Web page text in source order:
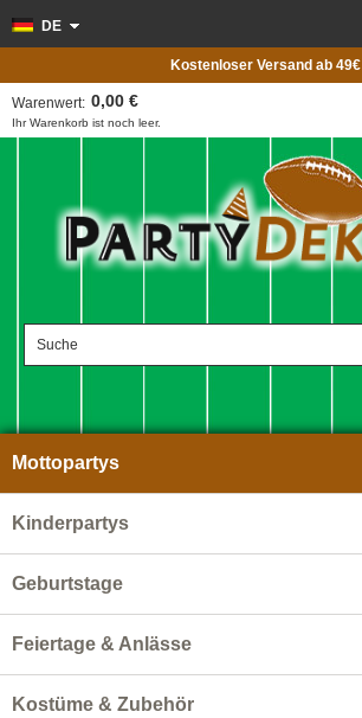
DE
Ihr Warenkorb ist noch leer.
Warenwert: 0,00 €
Kostenloser Versand ab 49€
Mottopartys
Kinderpartys
Geburtstage
Feiertage & Anlässe
Kostüme & Zubehör